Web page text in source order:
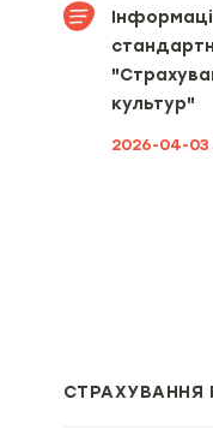
культур"
2026-04-03
СТРАХУВАННЯ